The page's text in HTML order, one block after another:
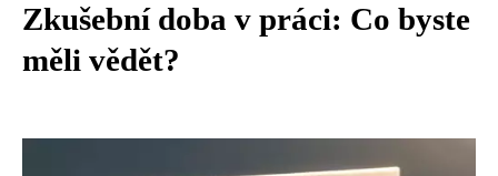
Zkušební doba v práci: Co byste
měli vědět?